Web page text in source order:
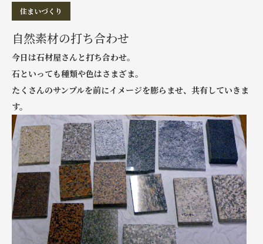
住まいづくり
自然素材の打ち合わせ
今日は石材屋さんと打ち合わせ。
石といっても種類や色はさまざま。
たくさんのサンプルを前にイメージを膨らませ、共有していきま
す。